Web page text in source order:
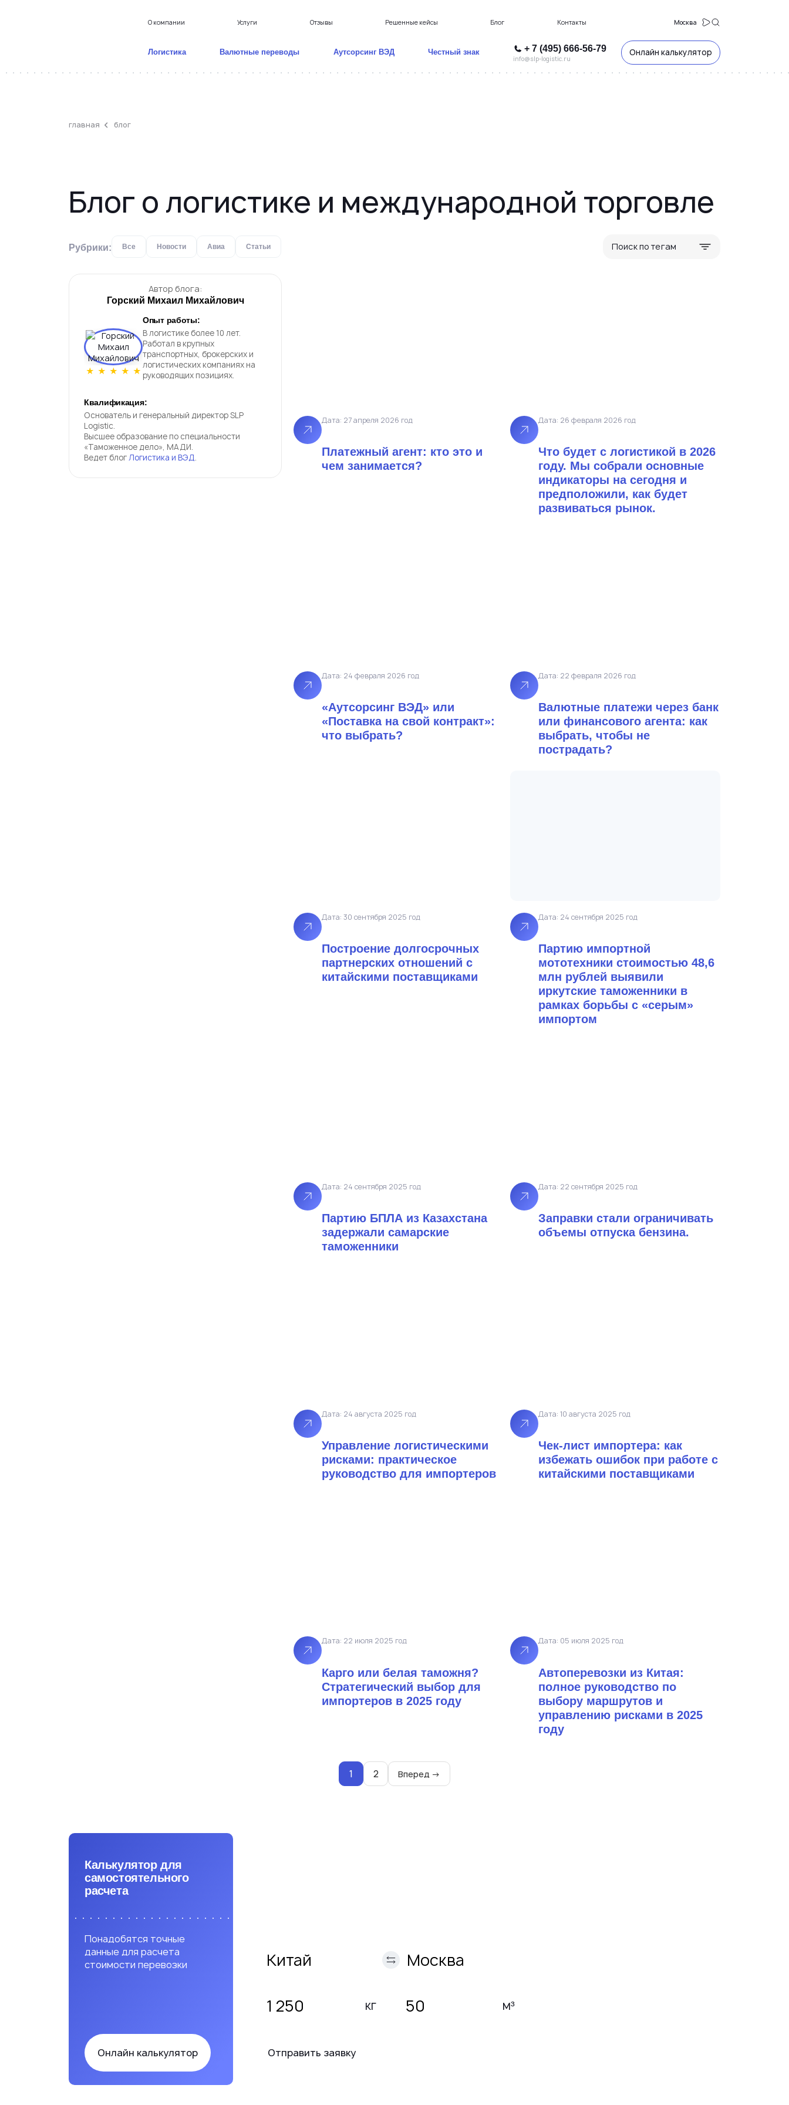
О компании Услуги Отзывы Решенные кейсы Блог Контакты Москва
Логистика
России
из Узбекистана
из Хабаровска
Валютные переводы Аутсорсинг ВЭД Честный знак + 7 (495) 666-56-79
info@slp-logistic.ru
Онлайн калькулятор
главная блог
Блог о логистике и международной торговле
Рубрики: Все Новости Авиа Статьи Поиск по тегам
Автор блога:
Горский Михаил Михайлович
★ ★ ★ ★ ★
Опыт работы:
В логистике более 10 лет.
Работал в крупных
транспортных, брокерских и
логистических компаниях на
руководящих позициях.
Квалификация:
Основатель и генеральный директор SLP
Logistic.
Высшее образование по специальности
«Таможенное дело», МАДИ.
Ведет блогЛогистика и ВЭД.
Дата: 27 апреля 2026 год
Платежный агент: кто это и
чем занимается?
Дата: 26 февраля 2026 год
Что будет с логистикой в 2026
году. Мы собрали основные
индикаторы на сегодня и
предположили, как будет
развиваться рынок.
Дата: 24 февраля 2026 год
«Аутсорсинг ВЭД» или
«Поставка на свой контракт»:
что выбрать?
Дата: 22 февраля 2026 год
Валютные платежи через банк
или финансового агента: как
выбрать, чтобы не
пострадать?
Дата: 30 сентября 2025 год
Построение долгосрочных
партнерских отношений с
китайскими поставщиками
Дата: 24 сентября 2025 год
Партию импортной
мототехники стоимостью 48,6
млн рублей выявили
иркутские таможенники в
рамках борьбы с «серым»
импортом
Дата: 24 сентября 2025 год
Партию БПЛА из Казахстана
задержали самарские
таможенники
Дата: 22 сентября 2025 год
Заправки стали ограничивать
объемы отпуска бензина.
Дата: 24 августа 2025 год
Управление логистическими
рисками: практическое
руководство для импортеров
Дата: 10 августа 2025 год
Чек-лист импортера: как
избежать ошибок при работе с
китайскими поставщиками
Дата: 22 июля 2025 год
Карго или белая таможня?
Стратегический выбор для
импортеров в 2025 году
Дата: 05 июля 2025 год
Автоперевозки из Китая:
полное руководство по
выбору маршрутов и
управлению рисками в 2025
году
1 2 Вперед →
Калькулятор для
самостоятельного
расчета
Понадобятся точные
данные для расчета
стоимости перевозки
Онлайн калькулятор
кг м³
Отправить заявку